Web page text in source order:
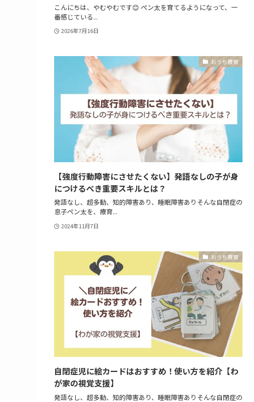
こんにちは、やむやむです😊 ペン太を育てるようになって、一
番感じている...
2026年7月16日
おうち療育
【強度行動障害にさせたくない】発語なしの子が身
につけるべき重要スキルとは？
発語なし、超多動、知的障害あり、睡眠障害ありそんな自閉症の
息子ペン太を、療育...
2024年11月7日
おうち療育
自閉症児に絵カードはおすすめ！使い方を紹介【わ
が家の視覚支援】
発語なし、超多動、知的障害あり、睡眠障害ありそんな自閉症の